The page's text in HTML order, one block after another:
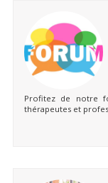
Profitez de notre
thérapeutes et